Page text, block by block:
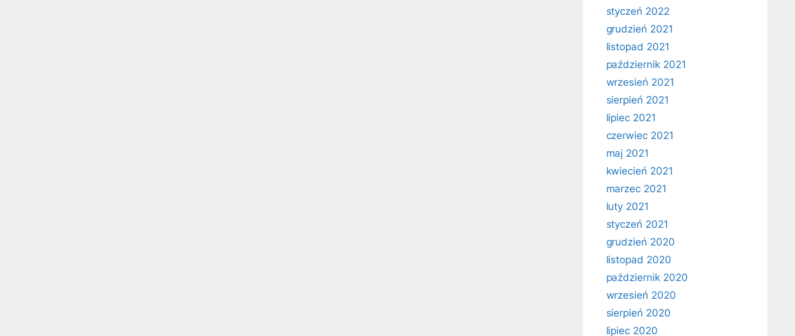
styczeń 2022
grudzień 2021
listopad 2021
październik 2021
wrzesień 2021
sierpień 2021
lipiec 2021
czerwiec 2021
maj 2021
kwiecień 2021
marzec 2021
luty 2021
styczeń 2021
grudzień 2020
listopad 2020
październik 2020
wrzesień 2020
sierpień 2020
lipiec 2020